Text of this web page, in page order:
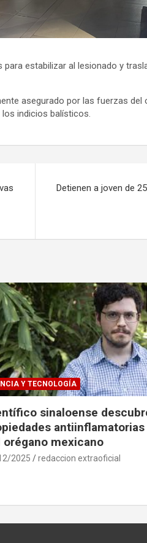
estabilizar al lesionado y
asegurado por las fuerzas del
los indicios balísticos.
Detienen a joven de
Y TECNOLOGÍA
sinaloense
antiinflamatorias
orégano mexicano
2025 redaccion extraoficial